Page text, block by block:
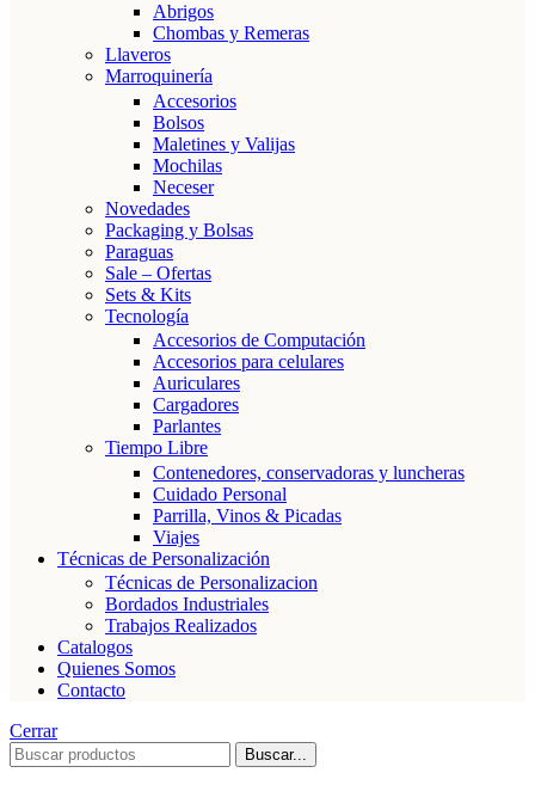
Abrigos
Chombas y Remeras
Llaveros
Marroquinería
Accesorios
Bolsos
Maletines y Valijas
Mochilas
Neceser
Novedades
Packaging y Bolsas
Paraguas
Sale – Ofertas
Sets & Kits
Tecnología
Accesorios de Computación
Accesorios para celulares
Auriculares
Cargadores
Parlantes
Tiempo Libre
Contenedores, conservadoras y luncheras
Cuidado Personal
Parrilla, Vinos & Picadas
Viajes
Técnicas de Personalización
Técnicas de Personalizacion
Bordados Industriales
Trabajos Realizados
Catalogos
Quienes Somos
Contacto
Cerrar
Buscar...